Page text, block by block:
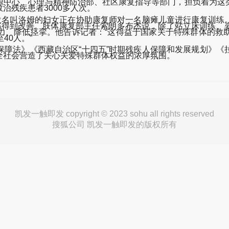
、心理与精神防治部、社区康复指导等部门，担负着为这
残疾患者3000多人次。
洛姆的妇女正在协助康复师对一名脑瘫儿童进行康复训练
到改善。肢体康复部主任索朗多布杰说，除了站立床训练
降低痉挛。他告诉记者：“这得益于国家关于特殊群体的
40人。”
》《西藏自治区“十四五”时期残疾人保障和发展规划》《
会营造了关心关爱特殊群体权益的浓厚氛围。
凯发一触即发 copyright © 2023 sohu all rights reserved
搜狐公司 凯发一触即发的版权所有